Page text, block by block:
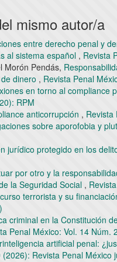
mismo autor/a
entre derecho penal y
al sistema español , Revista
Morón Pendás,
dinero , Revista Penal
en torno al compliance
RPM
anticorrupción , Revista
sobre aporofobia y
jurídico protegido en los
por otro y la
la Seguridad Social ,
terrorista y su
criminal en la Constitución
Penal México: Vol. 14
artificial penal:
Revista Penal México